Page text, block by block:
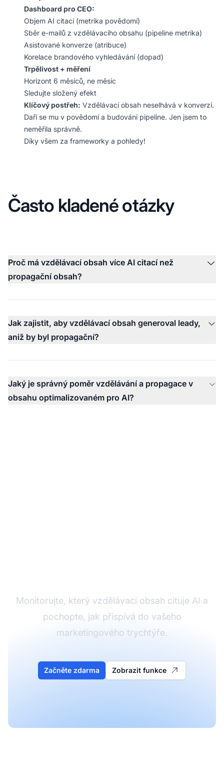
Dashboard pro CEO:
Objem AI citací (metrika povědomí)
Sběr e-mailů z vzdělávacího obsahu (pipeline metrika)
Asistované konverze (atribuce)
Korelace brandového vyhledávání (dopad)
Trpělivost + měření
Horizont 6 měsíců, ne měsíc
Sledujte složený efekt
Klíčový postřeh: Vzdělávací obsah neselhává v konverzi.
Daří se mu v povědomí a budování pipeline. Jen jsem to
neměřila správně.
Díky všem za frameworky a pohledy!
Často kladené otázky
Proč má vzdělávací obsah více AI citací než
propagační obsah?
Jak zajistit, aby vzdělávací obsah generoval leady,
aniž by byl propagační?
Jaký je správný poměr vzdělávání a propagace v
obsahu optimalizovaném pro AI?
Monitorujte, který vzdělávací obsah cituje AI a
pochopte, jak přispívá do vašeho
marketingového trychtýře.
Začněte zdarma Zobrazit funkce